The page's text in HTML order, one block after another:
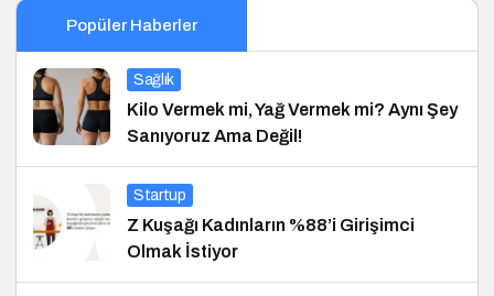
Popüler Haberler
Sağlık
Kilo Vermek mi, Yağ Vermek mi? Aynı Şey
Sanıyoruz Ama Değil!
Startup
Z Kuşağı Kadınların %88’i Girişimci
Olmak İstiyor